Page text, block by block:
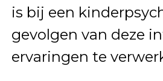
is bij een
gevolgen van deze
ervaringen te